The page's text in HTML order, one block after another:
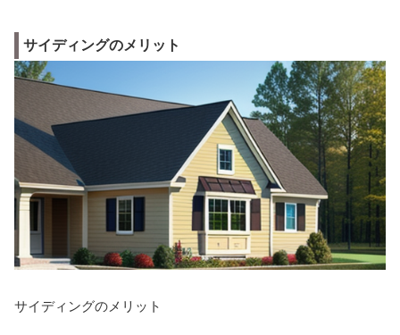
サイディングのメリット
サイディングのメリット